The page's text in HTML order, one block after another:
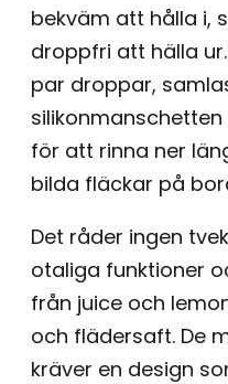
bekväm att hålla i,
droppfri att hälla
par droppar,
för att rinna ner
bilda fläckar på
Det råder ingen
otaliga funktioner
från juice och
och flädersaft. De
kräver en design